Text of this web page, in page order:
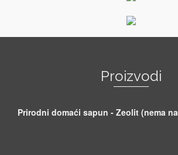
Proizvodi
Prirodni domaći sapun - Zeolit (nema